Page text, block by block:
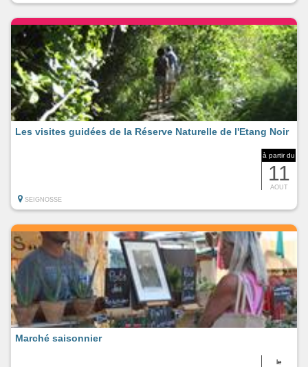
à partir du
11
AOUT
Les visites guidées de la Réserve Naturelle de l'Etang Noir
SEIGNOSSE
le
Marché saisonnier